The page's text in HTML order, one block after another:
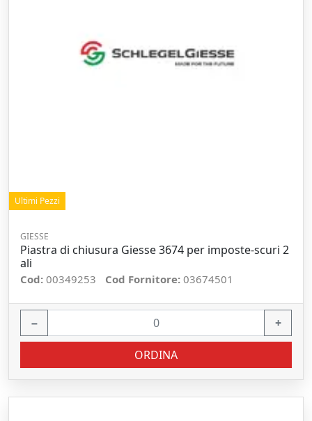
Ultimi Pezzi
GIESSE
Piastra di chiusura Giesse 3674 per imposte-scuri 2
ali
Cod: 00349253 Cod Fornitore: 03674501
− +
ORDINA